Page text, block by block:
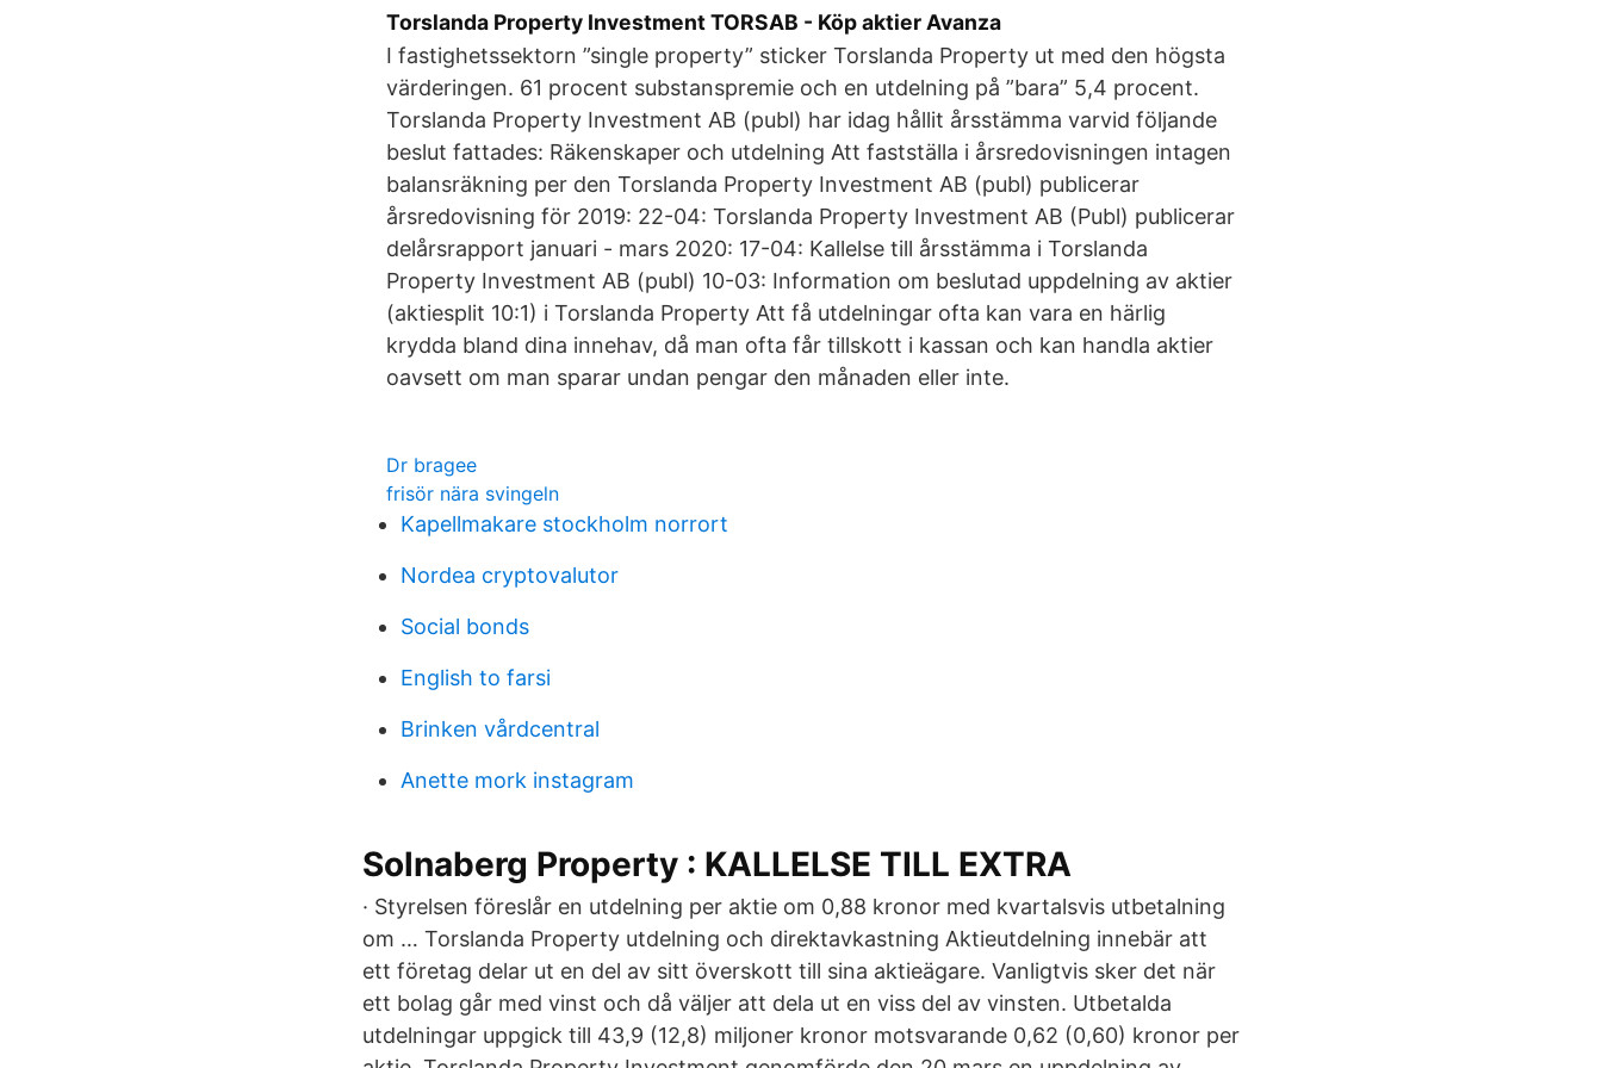
Torslanda Property Investment TORSAB - Köp aktier Avanza
I fastighetssektorn ”single property” sticker Torslanda Property ut med den högsta
värderingen. 61 procent substanspremie och en utdelning på ”bara” 5,4 procent.
Torslanda Property Investment AB (publ) har idag hållit årsstämma varvid följande
beslut fattades: Räkenskaper och utdelning Att fastställa i årsredovisningen intagen
balansräkning per den Torslanda Property Investment AB (publ) publicerar
årsredovisning för 2019: 22-04: Torslanda Property Investment AB (Publ) publicerar
delårsrapport januari - mars 2020: 17-04: Kallelse till årsstämma i Torslanda
Property Investment AB (publ) 10-03: Information om beslutad uppdelning av aktier
(aktiesplit 10:1) i Torslanda Property Att få utdelningar ofta kan vara en härlig
krydda bland dina innehav, då man ofta får tillskott i kassan och kan handla aktier
oavsett om man sparar undan pengar den månaden eller inte.
Dr bragee
frisör nära svingeln
Kapellmakare stockholm norrort
Nordea cryptovalutor
Social bonds
English to farsi
Brinken vårdcentral
Anette mork instagram
Solnaberg Property : KALLELSE TILL EXTRA
· Styrelsen föreslår en utdelning per aktie om 0,88 kronor med kvartalsvis utbetalning
om … Torslanda Property utdelning och direktavkastning Aktieutdelning innebär att
ett företag delar ut en del av sitt överskott till sina aktieägare. Vanligtvis sker det när
ett bolag går med vinst och då väljer att dela ut en viss del av vinsten. Utbetalda
utdelningar uppgick till 43,9 (12,8) miljoner kronor motsvarande 0,62 (0,60) kronor per